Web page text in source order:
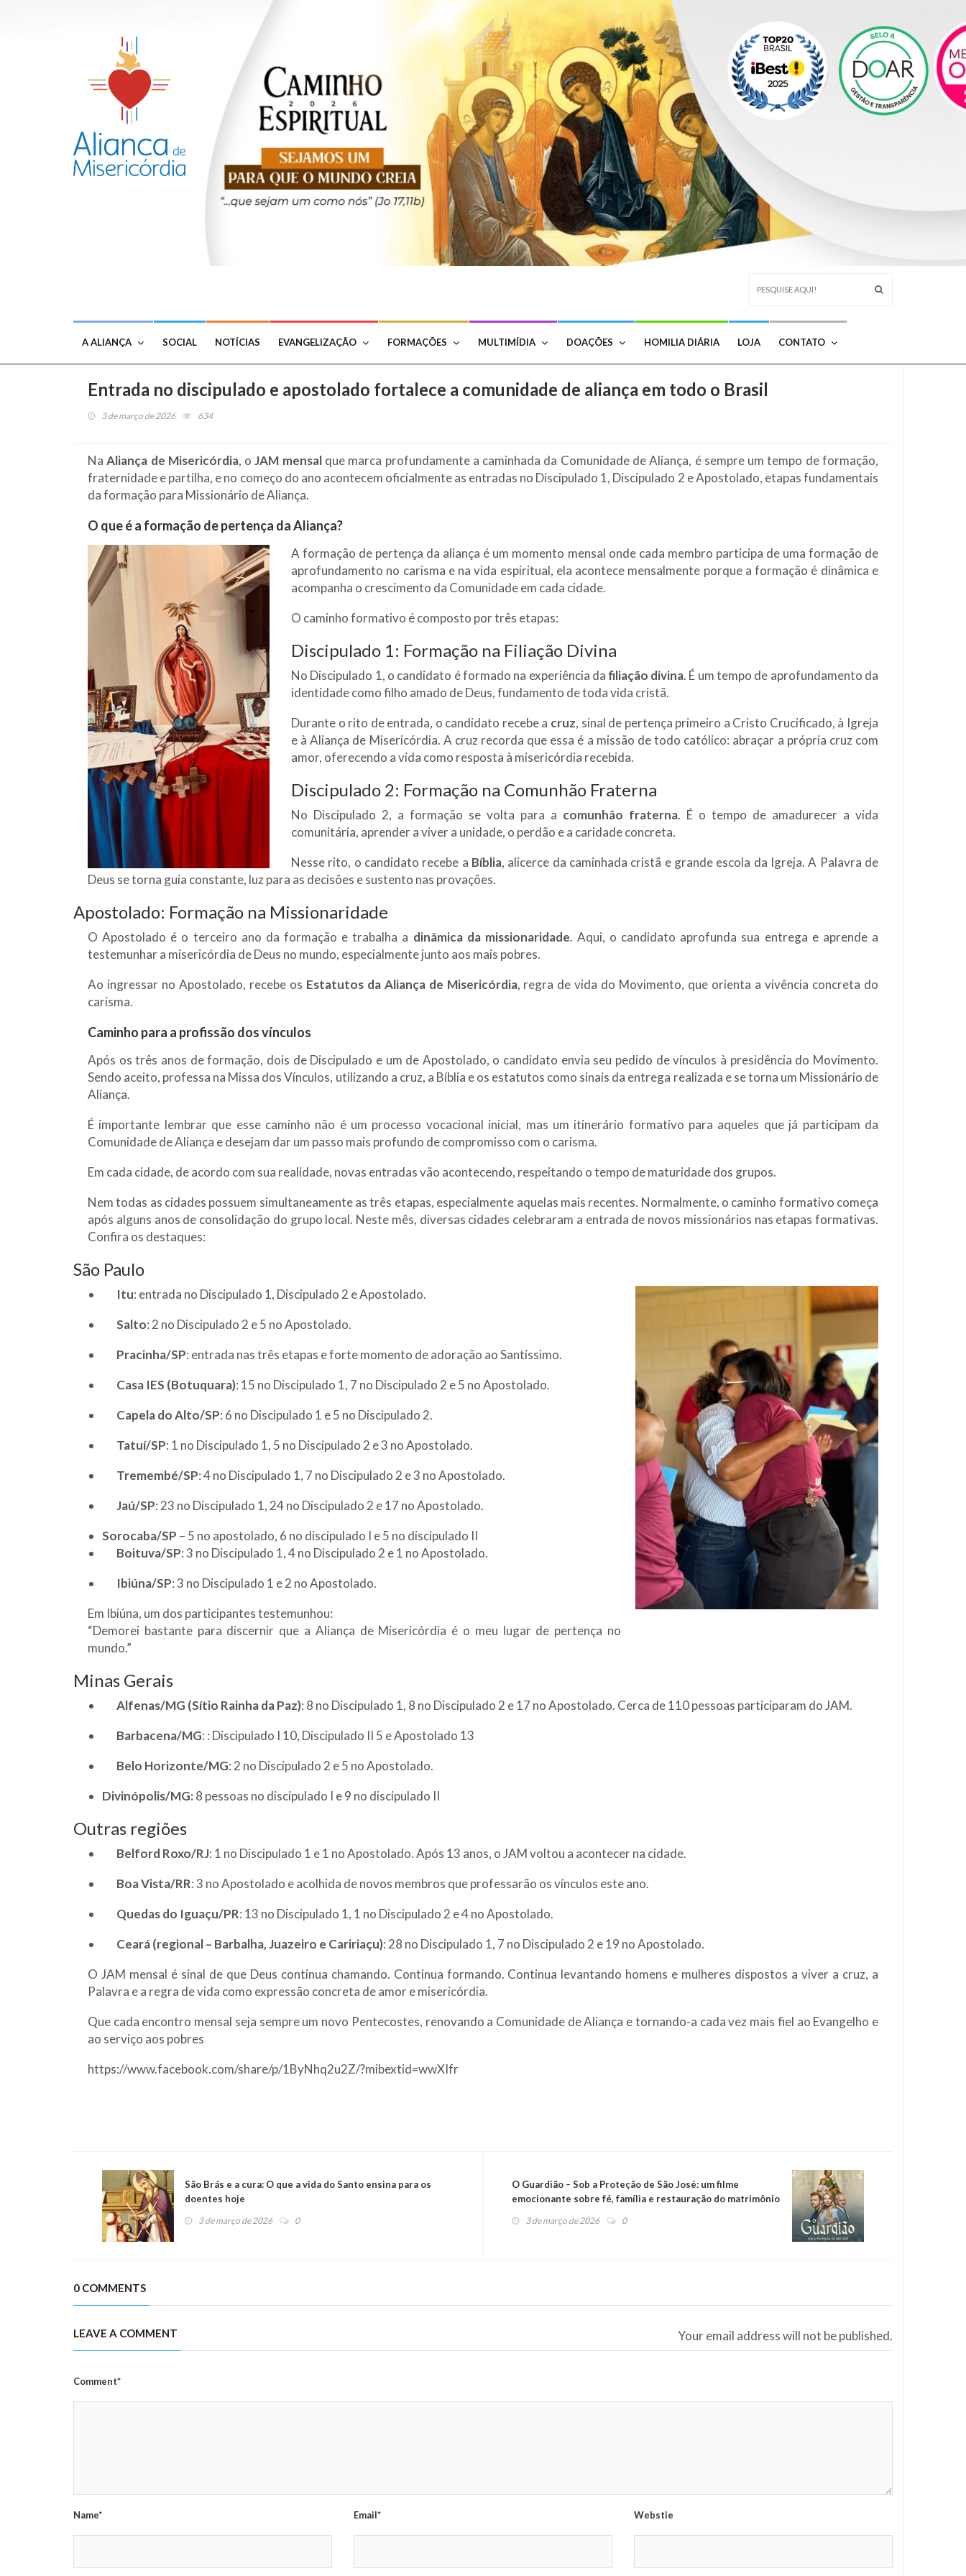
A ALIANÇA SOCIAL NOTÍCIAS EVANGELIZAÇÃO FORMAÇÕES MULTIMÍDIA DOAÇÕES HOMILIA DIÁRIA LOJA CONTATO
Entrada no discipulado e apostolado fortalece a comunidade de aliança em todo o Brasil
3 de março de 2026 634
NaAliança de Misericórdia, oJAM mensalque marca profundamente a caminhada da Comunidade de Aliança, é sempre um tempo de formação,
fraternidade e partilha, e no começo do ano acontecem oficialmente as entradas no Discipulado 1, Discipulado 2 e Apostolado, etapas fundamentais
da formação para Missionário de Aliança.
O que é a formação de pertença da Aliança?
A formação de pertença da aliança é um momento mensal onde cada membro participa de uma formação de
aprofundamento no carisma e na vida espiritual, ela acontece mensalmente porque a formação é dinâmica e
acompanha o crescimento da Comunidade em cada cidade.
O caminho formativo é composto por três etapas:
Discipulado 1: Formação na Filiação Divina
No Discipulado 1, o candidato é formado na experiência dafiliação divina. É um tempo de aprofundamento da
identidade como filho amado de Deus, fundamento de toda vida cristã.
Durante o rito de entrada, o candidato recebe a cruz, sinal de pertença primeiro a Cristo Crucificado, à Igreja
e à Aliança de Misericórdia. A cruz recorda que essa é a missão de todo católico: abraçar a própria cruz com
amor, oferecendo a vida como resposta à misericórdia recebida.
Discipulado 2: Formação na Comunhão Fraterna
No Discipulado 2, a formação se volta para a comunhão fraterna. É o tempo de amadurecer a vida
comunitária, aprender a viver a unidade, o perdão e a caridade concreta.
Nesse rito, o candidato recebe a Bíblia, alicerce da caminhada cristã e grande escola da Igreja. A Palavra de
Deus se torna guia constante, luz para as decisões e sustento nas provações.
Apostolado: Formação na Missionaridade
O Apostolado é o terceiro ano da formação e trabalha a dinâmica da missionaridade. Aqui, o candidato aprofunda sua entrega e aprende a
testemunhar a misericórdia de Deus no mundo, especialmente junto aos mais pobres.
Ao ingressar no Apostolado, recebe os Estatutos da Aliança de Misericórdia, regra de vida do Movimento, que orienta a vivência concreta do
carisma.
Caminho para a profissão dos vínculos
Após os três anos de formação, dois de Discipulado e um de Apostolado, o candidato envia seu pedido de vínculos à presidência do Movimento.
Sendo aceito, professa na Missa dos Vínculos, utilizando a cruz, a Bíblia e os estatutos como sinais da entrega realizada e se torna um Missionário de
Aliança.
É importante lembrar que esse caminho não é um processo vocacional inicial, mas um itinerário formativo para aqueles que já participam da
Comunidade de Aliança e desejam dar um passo mais profundo de compromisso com o carisma.
Em cada cidade, de acordo com sua realidade, novas entradas vão acontecendo, respeitando o tempo de maturidade dos grupos.
Nem todas as cidades possuem simultaneamente as três etapas, especialmente aquelas mais recentes. Normalmente, o caminho formativo começa
após alguns anos de consolidação do grupo local. Neste mês, diversas cidades celebraram a entrada de novos missionários nas etapas formativas.
Confira os destaques:
São Paulo
Itu: entrada no Discipulado 1, Discipulado 2 e Apostolado.
Salto: 2 no Discipulado 2 e 5 no Apostolado.
Pracinha/SP: entrada nas três etapas e forte momento de adoração ao Santíssimo.
Casa IES (Botuquara): 15 no Discipulado 1, 7 no Discipulado 2 e 5 no Apostolado.
Capela do Alto/SP: 6 no Discipulado 1 e 5 no Discipulado 2.
Tatuí/SP: 1 no Discipulado 1, 5 no Discipulado 2 e 3 no Apostolado.
Tremembé/SP: 4 no Discipulado 1, 7 no Discipulado 2 e 3 no Apostolado.
Jaú/SP: 23 no Discipulado 1, 24 no Discipulado 2 e 17 no Apostolado.
Sorocaba/SP – 5 no apostolado, 6 no discipulado I e 5 no discipulado II
Boituva/SP: 3 no Discipulado 1, 4 no Discipulado 2 e 1 no Apostolado.
Ibiúna/SP: 3 no Discipulado 1 e 2 no Apostolado.
Em Ibiúna, um dos participantes testemunhou:
“Demorei bastante para discernir que a Aliança de Misericórdia é o meu lugar de pertença no
mundo.”
Minas Gerais
Alfenas/MG (Sítio Rainha da Paz): 8 no Discipulado 1, 8 no Discipulado 2 e 17 no Apostolado. Cerca de 110 pessoas participaram do JAM.
Barbacena/MG: : Discipulado I 10, Discipulado II 5 e Apostolado 13
Belo Horizonte/MG: 2 no Discipulado 2 e 5 no Apostolado.
Divinópolis/MG: 8 pessoas no discipulado I e 9 no discipulado II
Outras regiões
Belford Roxo/RJ: 1 no Discipulado 1 e 1 no Apostolado. Após 13 anos, o JAM voltou a acontecer na cidade.
Boa Vista/RR: 3 no Apostolado e acolhida de novos membros que professarão os vínculos este ano.
Quedas do Iguaçu/PR: 13 no Discipulado 1, 1 no Discipulado 2 e 4 no Apostolado.
Ceará (regional – Barbalha, Juazeiro e Caririaçu): 28 no Discipulado 1, 7 no Discipulado 2 e 19 no Apostolado.
O JAM mensal é sinal de que Deus continua chamando. Continua formando. Continua levantando homens e mulheres dispostos a viver a cruz, a
Palavra e a regra de vida como expressão concreta de amor e misericórdia.
Que cada encontro mensal seja sempre um novo Pentecostes, renovando a Comunidade de Aliança e tornando-a cada vez mais fiel ao Evangelho e
ao serviço aos pobres
https://www.facebook.com/share/p/1ByNhq2u2Z/?mibextid=wwXIfr
São Brás e a cura: O que a vida do Santo ensina para os
doentes hoje
3 de março de 2026 0
O Guardião – Sob a Proteção de São José: um filme
emocionante sobre fé, família e restauração do matrimônio
3 de março de 2026 0
0 COMMENTS
LEAVE A COMMENT Your email address will not be published.
Comment*
Name* Email* Webstie